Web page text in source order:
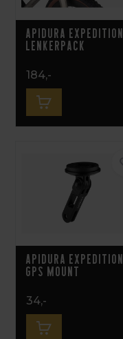
Apidura Expedition
Lenkerpack
184,-
Apidura Expedition
GPS Mount
34,-